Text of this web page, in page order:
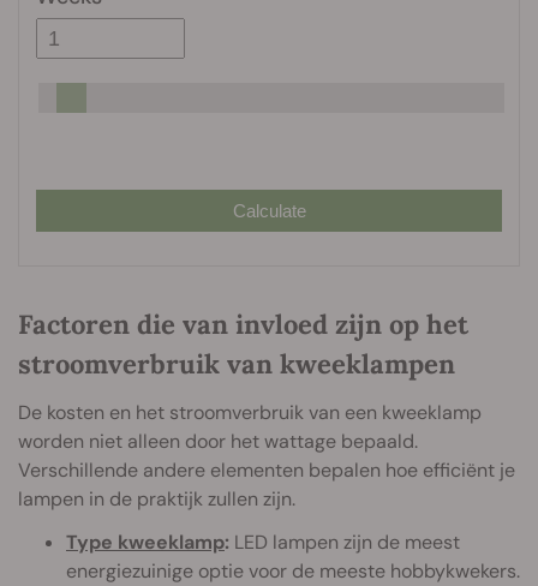
Calculate
Factoren die van invloed zijn op het
stroomverbruik van kweeklampen
De kosten en het stroomverbruik van een kweeklamp
worden niet alleen door het wattage bepaald.
Verschillende andere elementen bepalen hoe efficiënt je
lampen in de praktijk zullen zijn.
Type kweeklamp: LED lampen zijn de meest
energiezuinige optie voor de meeste hobbykwekers.